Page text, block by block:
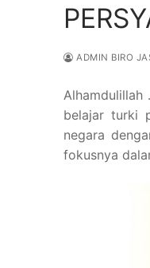
ADMIN BIRO
Alhamdulillah
belajar turki
negara
fokusnya